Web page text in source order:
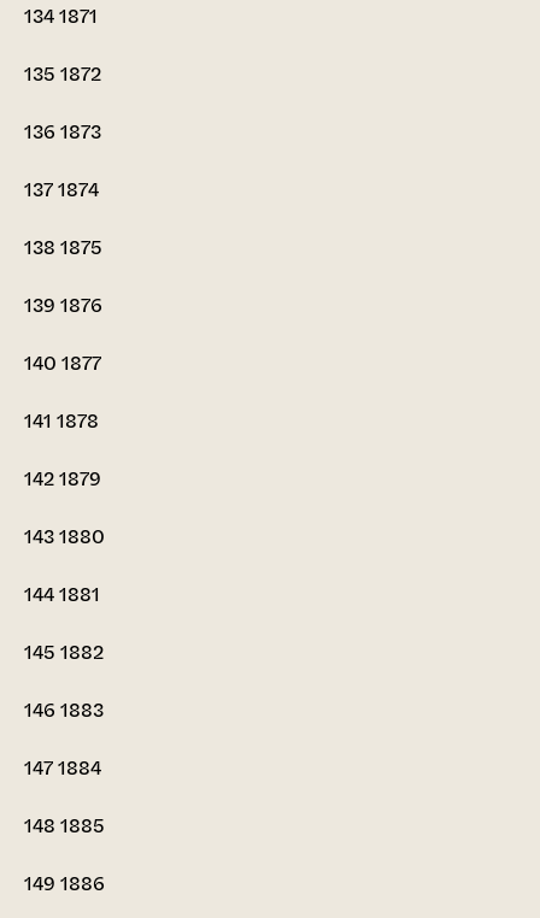
1341871
135 1872
136 1873
1371874
138 1875
139 1876
140 1877
141 1878
1421879
1431880
1441881
145 1882
146 1883
1471884
148 1885
149 1886